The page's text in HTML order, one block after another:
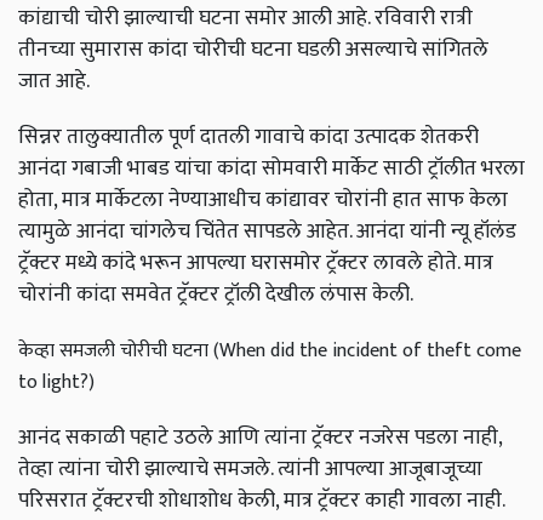
कांद्याची चोरी झाल्याची घटना समोर आली आहे. रविवारी रात्री
तीनच्या सुमारास कांदा चोरीची घटना घडली असल्याचे सांगितले
जात आहे.
सिन्नर तालुक्यातील पूर्ण दातली गावाचे कांदा उत्पादक शेतकरी
आनंदा गबाजी भाबड यांचा कांदा सोमवारी मार्केट साठी ट्रॉलीत भरला
होता, मात्र मार्केटला नेण्याआधीच कांद्यावर चोरांनी हात साफ केला
त्यामुळे आनंदा चांगलेच चिंतेत सापडले आहेत. आनंदा यांनी न्यू हॉलंड
ट्रॅक्टर मध्ये कांदे भरून आपल्या घरासमोर ट्रॅक्टर लावले होते. मात्र
चोरांनी कांदा समवेत ट्रॅक्टर ट्रॉली देखील लंपास केली.
केव्हा समजली चोरीची घटना (When did the incident of theft come
to light?)
आनंद सकाळी पहाटे उठले आणि त्यांना ट्रॅक्टर नजरेस पडला नाही,
तेव्हा त्यांना चोरी झाल्याचे समजले. त्यांनी आपल्या आजूबाजूच्या
परिसरात ट्रॅक्टरची शोधाशोध केली, मात्र ट्रॅक्टर काही गावला नाही.